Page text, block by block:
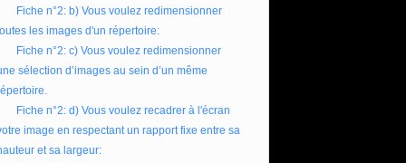
Fiche n°2: b) Vous voulez redimensionner
les images d'un répertoire:
Fiche n°2: c) Vous voulez redimensionner
sélection d’images au sein d’un même
Fiche n°2: d) Vous voulez recadrer à l'écran
image en respectant un rapport fixe entre sa
et sa largeur: